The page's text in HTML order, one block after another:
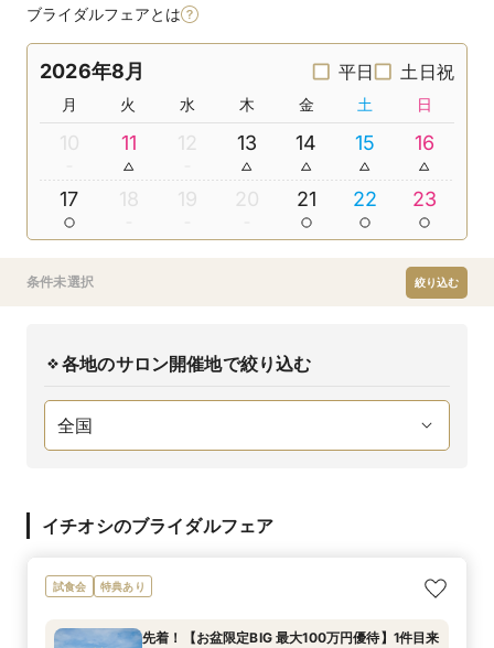
ブライダルフェアとは
2026年8月 平日 土日祝
月 火 水 木 金 土 日
10 11 12 13 14 15 16
17 18 19 20 21 22 23
条件未選択 絞り込む
各地のサロン開催地で絞り込む
イチオシのブライダルフェア
試食会 特典あり
先着！【お盆限定BIG 最大100万円優待】1件目来